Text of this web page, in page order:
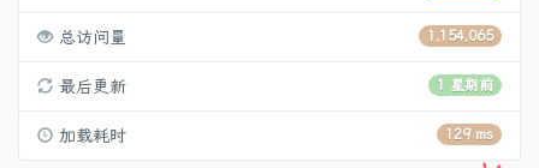
1,154,065
总访问量
1 星期前
最后更新
129 ms
加载耗时